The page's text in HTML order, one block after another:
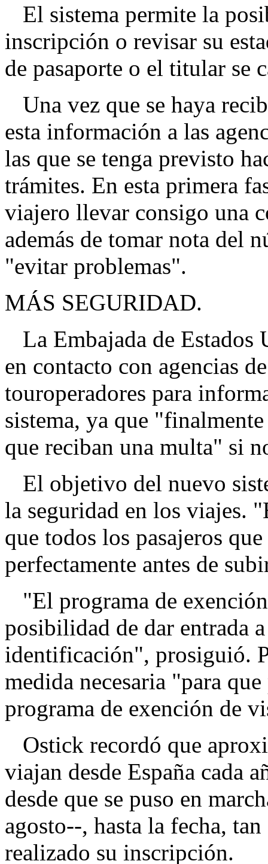
El sistema permite la
inscripción o revisar su
de pasaporte o el titular se
Una vez que se haya
esta información a las
las que se tenga previsto
trámites. En esta primera
viajero llevar consigo una
además de tomar nota del
"evitar problemas".
MÁS SEGURIDAD.
La Embajada de Estados
en contacto con agencias
touroperadores para
sistema, ya que "finalmente
que reciban una multa" si
El objetivo del nuevo
la seguridad en los viajes.
que todos los pasajeros
perfectamente antes de
"El programa de
posibilidad de dar entrada
identificación", prosiguió.
medida necesaria "para
programa de exención de
Ostick recordó que
viajan desde España cada
desde que se puso en
agosto--, hasta la fecha,
realizado su inscripción.